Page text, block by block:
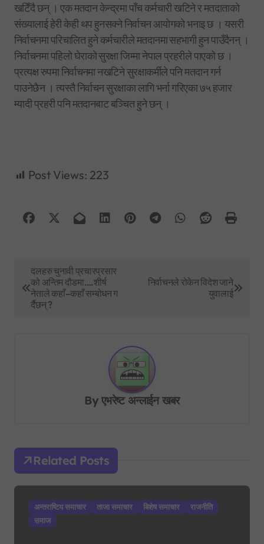
खटिँदै छन् । एक मतदान केन्द्रमा पाँच कर्मचारी खटिने र मतदाताको
संख्यालाई हेरी केही थप हुनसक्ने निर्वाचन आयोगको भनाइ छ । यसरी
निर्वाचनमा परिचालित हुने कर्मचारीले मतदानमा सहभागी हुन पाउँदैनन् ।
निर्वाचनमा पहिलो घेराको सुरक्षा जिम्मा नेपाल प्रहरीले पाएको छ ।
प्रत्यक्ष रुपमा निर्वाचनमा नखटिने सुरक्षाकर्मीले पनि मतदान गर्न
पाउनेछैन । त्यस्तै निर्वाचन सुरक्षाका लागि भर्ना गरिएका ७५ हजार
म्यादी प्रहरी पनि मतदानबाट बञ्चित हुने छन् ।
Post Views: 223
o
i
दलहरु चुनावी प्रचारप्रसार
को अन्तिम दौडमा….शीर्ष
नेताले कहाँ–कहाँ सम्बोधन ग
र्दैछन् ?
निर्वाचनले रोकेन विदेश जाने
युवालाई
Byएभरेष्ट अन्लाईन खबर
Related Posts
अन्तराष्टिय समाचार ताजा समाचार बिशेष समाचार
राजनीति
समाज